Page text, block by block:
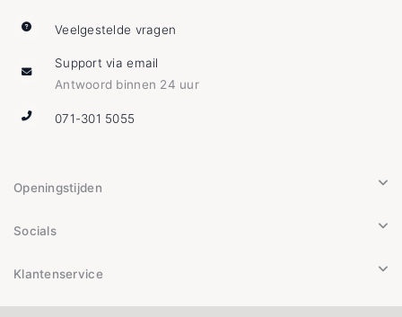
Veelgestelde vragen
Support via email
Antwoord binnen 24 uur
071-301 5055
Openingstijden
Socials
Klantenservice